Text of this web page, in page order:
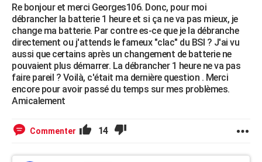
Re bonjour et merci Georges106. Donc, pour moi
débrancher la batterie 1 heure et si ça ne va pas mieux, je
change ma batterie. Par contre es-ce que je la débranche
directement ou j'attends le fameux "clac" du BSI ? J'ai vu
aussi que certains après un changement de batterie ne
pouvaient plus démarrer. La débrancher 1 heure ne va pas
faire pareil ? Voilà, c'était ma dernière question . Merci
encore pour avoir passé du temps sur mes problèmes.
Amicalement
Commenter 14